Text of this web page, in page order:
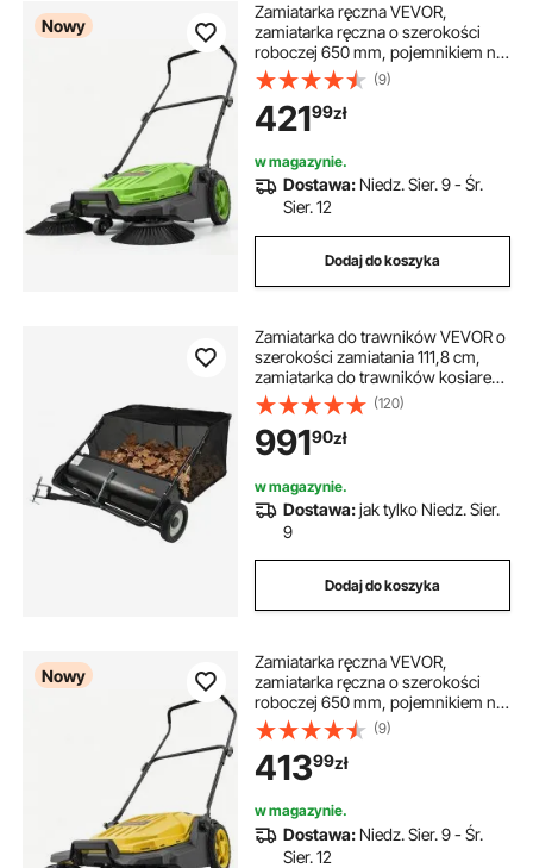
Nowy
Zamiatarka ręczna VEVOR,
zamiatarka ręczna o szerokości
roboczej 650 mm, pojemnikiem na
zamiatarkę o pojemności 18,9 l i
regulowanym, składanym
uchwytem, ​​urządzenie do
czyszczenia podłóg w
podwórkach, na chodnikach,
tarasach i w garażach – zielona
(9)
42199zł
w magazynie.
Dostawa: Niedz. Sier. 9 - Śr.
Sier. 12
Dodaj do koszyka
Zamiatarka do trawników VEVOR o
szerokości zamiatania 111,8 cm,
zamiatarka do trawników kosiarek
samojezdnych, duży pojemnik na
liście i trawę o pojemności 0,7 m³,
zamiatarka do liści z regulowaną
wysokością zamiatania do ogrodu,
trawnika i gospodarstwa
(120)
99190zł
w magazynie.
Dostawa:jak tylko Niedz. Sier.
9
Dodaj do koszyka
Nowy
Zamiatarka ręczna VEVOR,
zamiatarka ręczna o szerokości
roboczej 650 mm, pojemnikiem na
zamiatarkę o pojemności 18,9 l i
regulowanym, składanym
uchwytem, ​​urządzenie do
czyszczenia podłóg w
podwórkach, na chodnikach,
tarasach i w garażach – żółta
(9)
41399zł
w magazynie.
Dostawa: Niedz. Sier. 9 - Śr.
Sier. 12